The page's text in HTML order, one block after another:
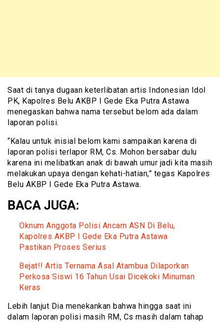
Saat di tanya dugaan keterlibatan artis Indonesian Idol
PK, Kapolres Belu AKBP I Gede Eka Putra Astawa
menegaskan bahwa nama tersebut belom ada dalam
laporan polisi.
“Kalau untuk inisial belom kami sampaikan karena di
laporan polisi terlapor RM, Cs. Mohon bersabar dulu
karena ini melibatkan anak di bawah umur jadi kita masih
melakukan upaya dengan kehati-hatian,” tegas Kapolres
Belu AKBP I Gede Eka Putra Astawa.
BACA JUGA:
Oknum Anggota Polisi Ancam ASN Di Belu,
Kapolres AKBP I Gede Eka Putra Astawa
Pastikan Proses Serius
Bejat!! Artis Ternama Asal Atambua Dilaporkan
Perkosa Siswi 16 Tahun Usai Dicekoki Minuman
Keras
Lebih lanjut Dia menekankan bahwa hingga saat ini
dalam laporan polisi masih RM, Cs masih dalam tahap